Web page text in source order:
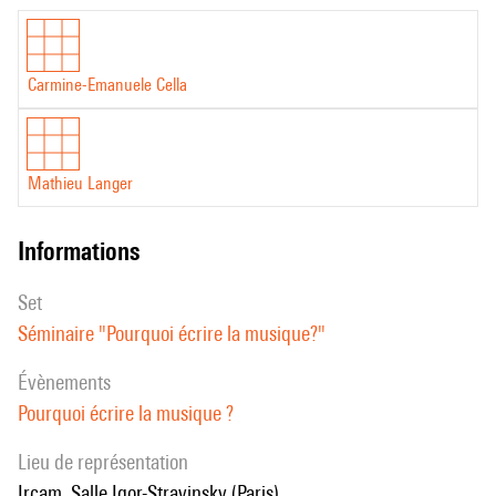
Carmine-Emanuele Cella
Mathieu Langer
informations
set
Séminaire "Pourquoi écrire la musique?"
évènements
Pourquoi écrire la musique ?
Lieu de représentation